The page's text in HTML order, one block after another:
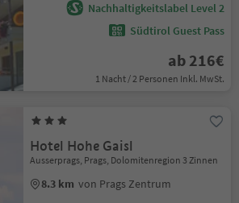
Nachhaltigkeitslabel Level 2
Südtirol Guest Pass
ab 216€
1 Nacht / 2 Personen Inkl. MwSt.
Hotel Hohe Gaisl
Ausserprags, Prags, Dolomitenregion 3 Zinnen
8.3 km von Prags Zentrum